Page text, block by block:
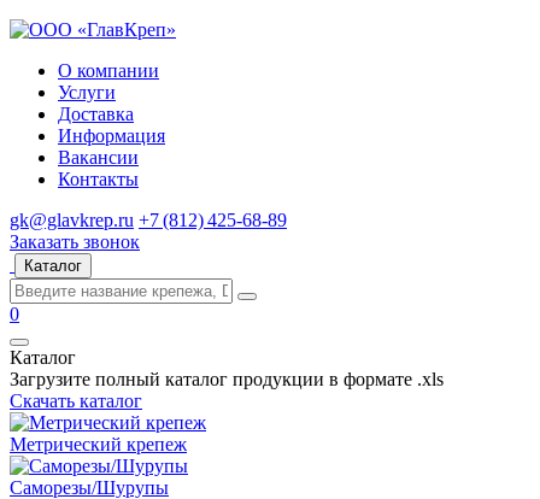
О компании
Услуги
Доставка
Информация
Вакансии
Контакты
gk@glavkrep.ru +7 (812) 425-68-89
Заказать звонок
Каталог
0
Каталог
Загрузите полный каталог продукции в формате .xls
Скачать каталог
Метрический крепеж
Саморезы/Шурупы